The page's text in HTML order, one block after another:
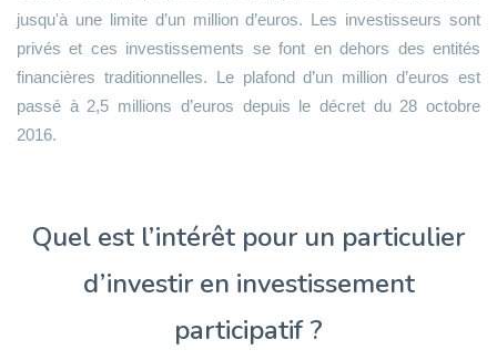
jusqu'à une limite d’un million d’euros. Les investisseurs sont
privés et ces investissements se font en dehors des entités
financières traditionnelles. Le plafond d’un million d’euros est
passé à 2,5 millions d’euros depuis le décret du 28 octobre
2016.
Quel est l’intérêt pour un particulier
d’investir en investissement
participatif ?